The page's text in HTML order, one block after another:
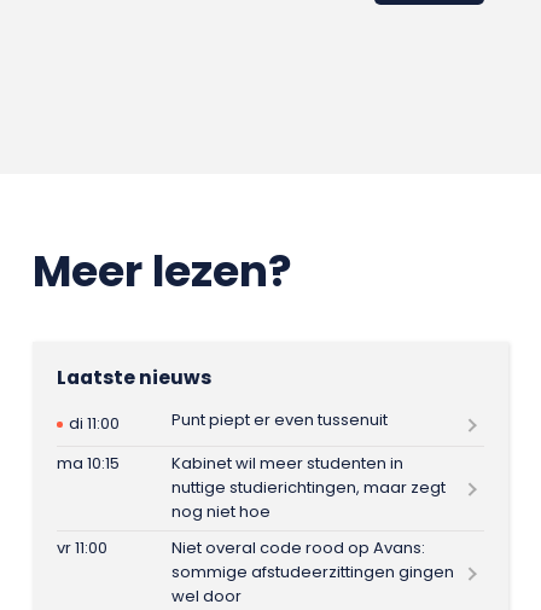
Meer lezen?
Laatste nieuws
di 11:00
Punt piept er even tussenuit
ma 10:15
Kabinet wil meer studenten in
nuttige studierichtingen, maar zegt
nog niet hoe
vr 11:00
Niet overal code rood op Avans:
sommige afstudeerzittingen gingen
wel door